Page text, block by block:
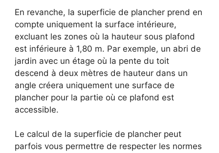
En revanche, la superficie de plancher prend en
compte uniquement la surface intérieure,
excluant les zones où la hauteur sous plafond
est inférieure à 1,80 m. Par exemple, un abri de
jardin avec un étage où la pente du toit
descend à deux mètres de hauteur dans un
angle créera uniquement une surface de
plancher pour la partie où ce plafond est
accessible.
Le calcul de la superficie de plancher peut
parfois vous permettre de respecter les normes